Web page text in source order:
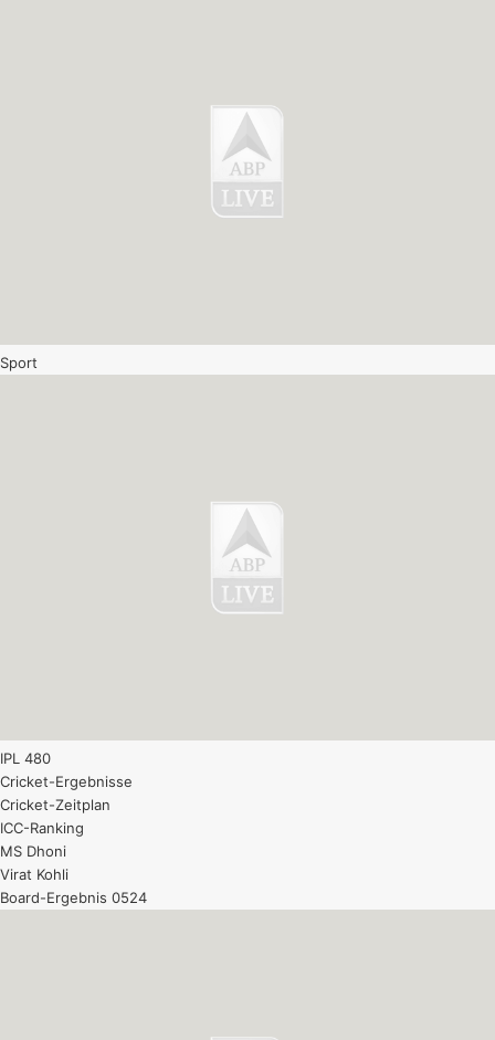
Sport
IPL 480
Cricket-Ergebnisse
Cricket-Zeitplan
ICC-Ranking
MS Dhoni
Virat Kohli
Board-Ergebnis 0524